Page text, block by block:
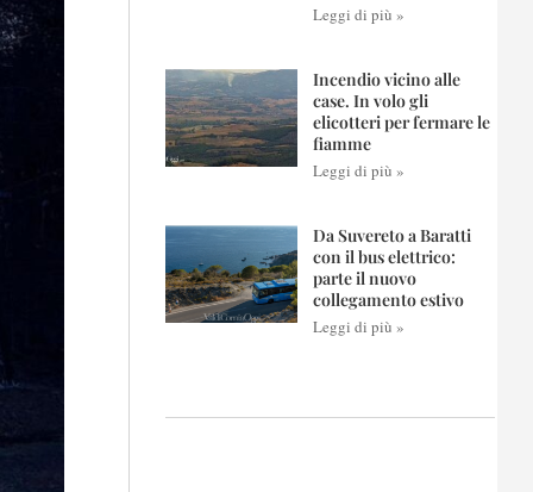
Leggi di più »
Incendio vicino alle
case. In volo gli
elicotteri per fermare le
fiamme
Leggi di più »
Da Suvereto a Baratti
con il bus elettrico:
parte il nuovo
collegamento estivo
Leggi di più »